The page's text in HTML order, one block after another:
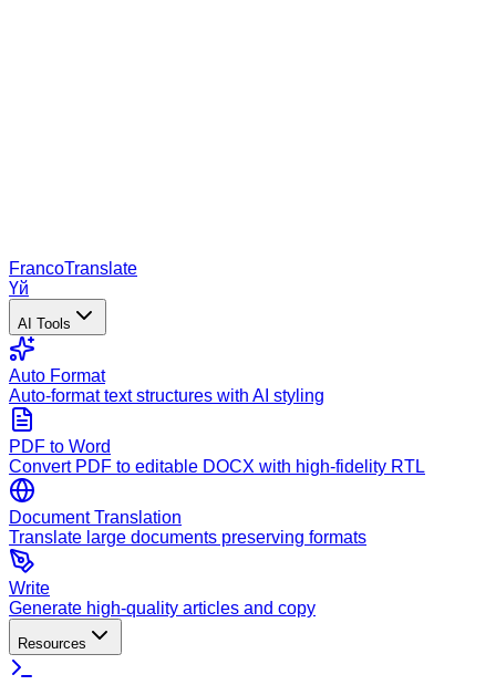
FrancoTranslate
Үй
AI Tools
Auto Format
Auto-format text structures with AI styling
PDF to Word
Convert PDF to editable DOCX with high-fidelity RTL
Document Translation
Translate large documents preserving formats
Write
Generate high-quality articles and copy
Resources